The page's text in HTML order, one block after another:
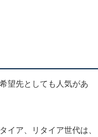
望先としても人気があ
イア、リタイア世代は、